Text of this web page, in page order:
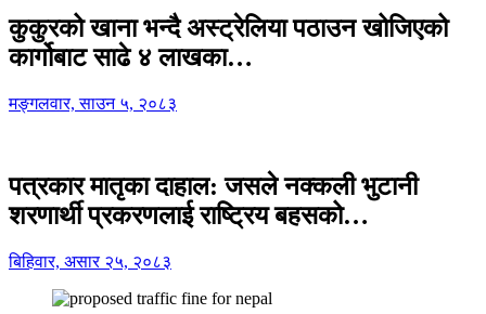
कुकुरको खाना भन्दै अस्ट्रेलिया पठाउन खोजिएको
कार्गोबाट साढे ४ लाखका…
मङ्गलवार, साउन ५, २०८३
पत्रकार मातृका दाहाल: जसले नक्कली भुटानी
शरणार्थी प्रकरणलाई राष्ट्रिय बहसको…
बिहिवार, असार २५, २०८३